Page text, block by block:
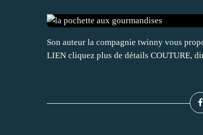
Son auteur la compagnie twinny vous
LIEN cliquez plus de détails COUTURE,